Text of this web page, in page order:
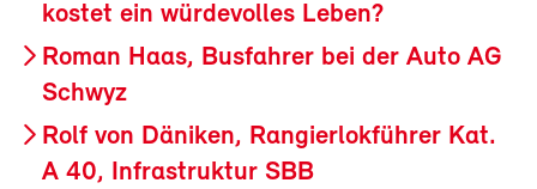
kostet ein würdevolles Leben?
Roman Haas, Busfahrer bei der Auto AG
Schwyz
Rolf von Däniken, Rangierlokführer Kat.
A 40, Infrastruktur SBB